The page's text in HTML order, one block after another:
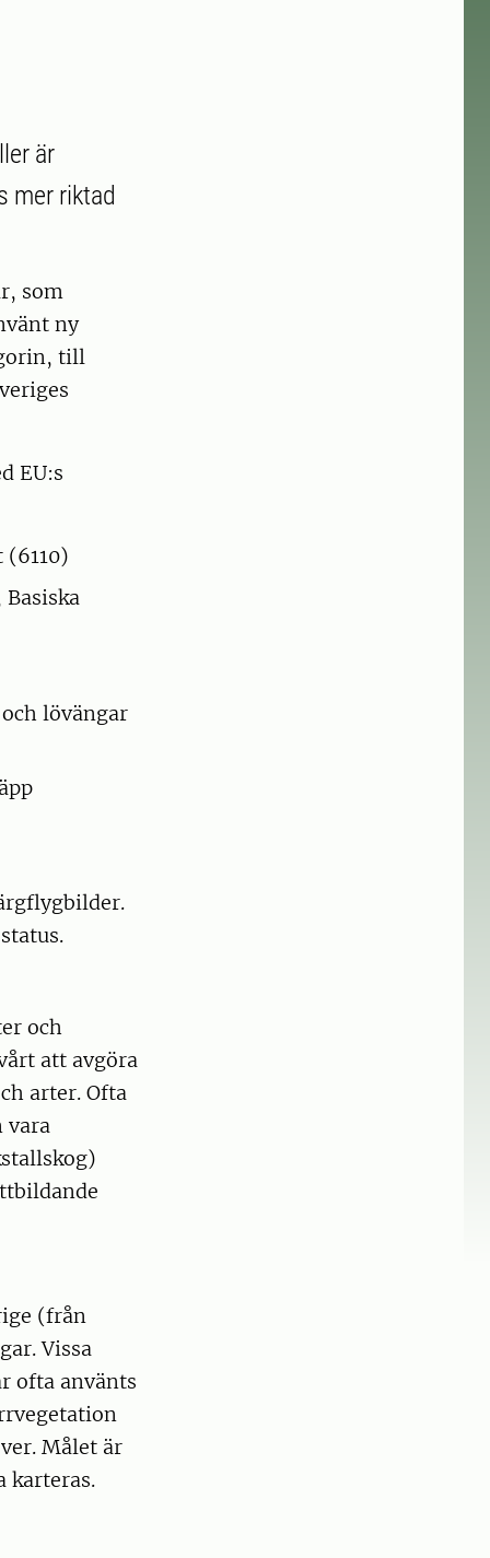
är
mer riktad
som
ny
till
EU:s
lövängar
och
att avgöra
arter. Ofta
vara
(från
Vissa
ofta använts
Målet är
karteras.